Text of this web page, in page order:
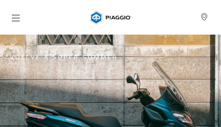
Ir al contenido principal
VUELVE A SUPER SUMMER